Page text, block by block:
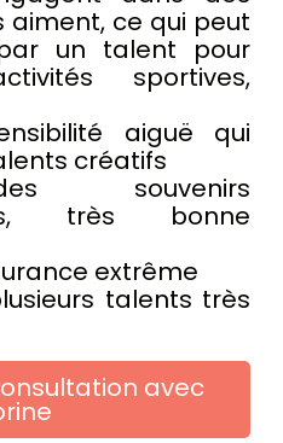
aiment, ce qui peut
un talent pour
sportives,
aiguë qui
créatifs
souvenirs
très bonne
extrême
talents très
avec